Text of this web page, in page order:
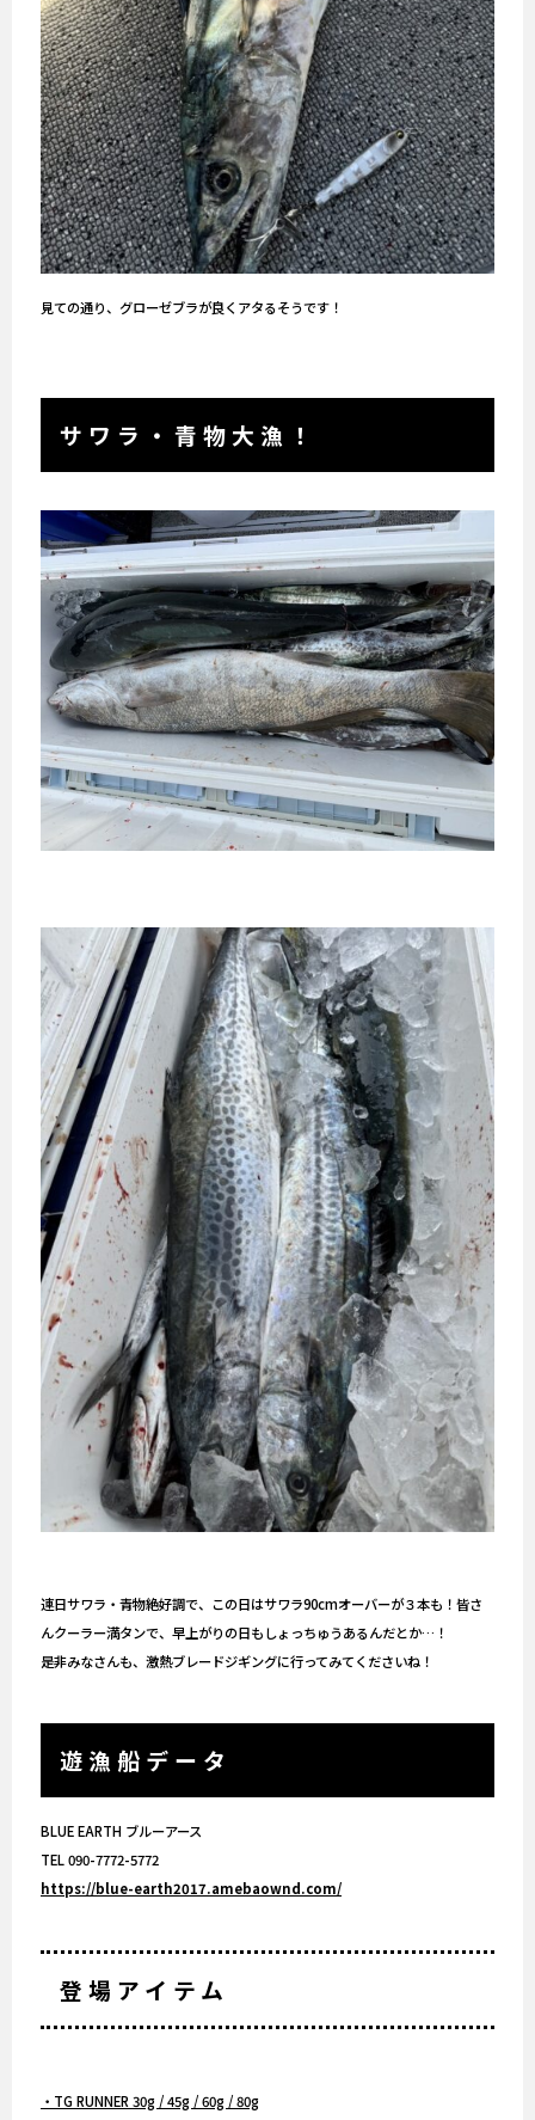
見ての通り、グローゼブラが良くアタるそうです！
サワラ・青物大漁！
連日サワラ・青物絶好調で、この日はサワラ90cmオーバーが３本も！皆さ
んクーラー満タンで、早上がりの日もしょっちゅうあるんだとか…！
是非みなさんも、激熱ブレードジギングに行ってみてくださいね！
遊漁船データ
BLUE EARTH ブルーアース
TEL 090-7772-5772
https://blue-earth2017.amebaownd.com/
登場アイテム
・TG RUNNER 30g / 45g / 60g / 80g